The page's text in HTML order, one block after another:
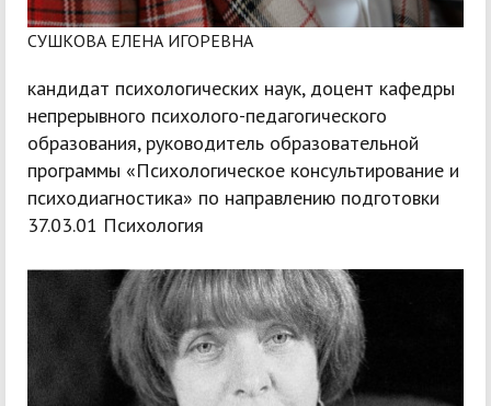
СУШКОВА ЕЛЕНА ИГОРЕВНА
кандидат психологических наук, доцент кафедры
непрерывного психолого-педагогического
образования, руководитель образовательной
программы «Психологическое консультирование и
психодиагностика» по направлению подготовки
37.03.01 Психология